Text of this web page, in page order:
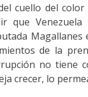
cuello del color
que Venezuela
Magallanes
de la
no tiene
crecer, lo